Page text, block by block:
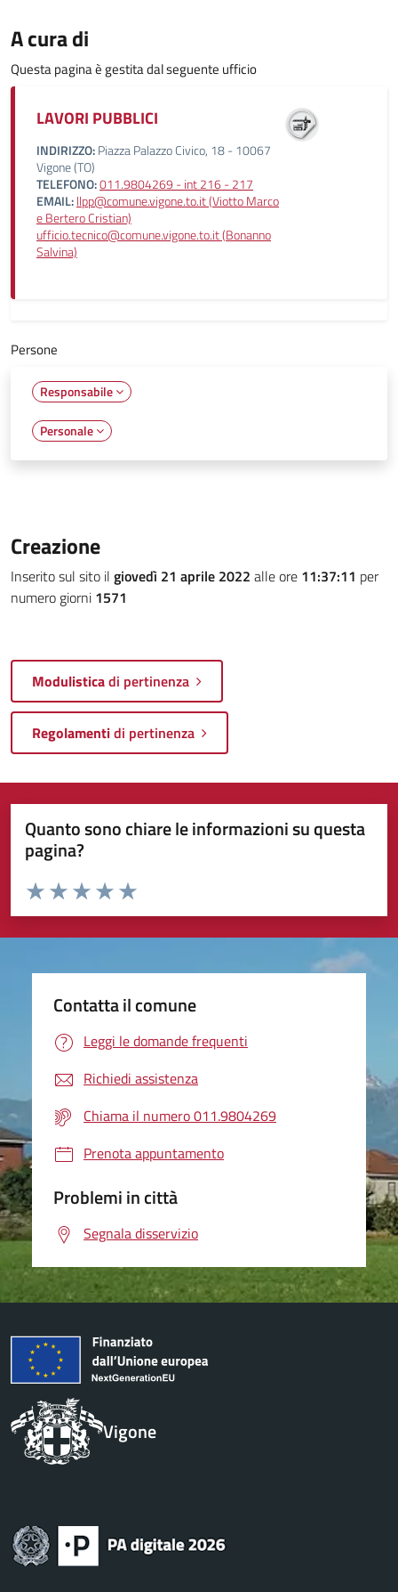
A cura di
Questa pagina è gestita dal seguente ufficio
LAVORI PUBBLICI
INDIRIZZO:Piazza Palazzo Civico, 18 - 10067
Vigone (TO)
TELEFONO:011.9804269 - int 216 - 217
EMAIL:llpp@comune.vigone.to.it (Viotto Marco
e Bertero Cristian)
ufficio.tecnico@comune.vigone.to.it (Bonanno
Salvina)
Persone
Responsabile
Personale
Creazione
Inserito sul sito il giovedì 21 aprile 2022 alle ore 11:37:11 per
numero giorni 1571
Modulisticadi pertinenza
Regolamentidi pertinenza
Quanto sono chiare le informazioni su questa
pagina?
Valuta da 1 a 5 stelle la pagina
Valuta 5 stelle su 5
Valuta 4 stelle su 5
Valuta 3 stelle su 5
Valuta 2 stelle su 5
Valuta 1 stelle su 5
Contatta il comune
Leggi le domande frequenti
Richiedi assistenza
Chiama il numero 011.9804269
Prenota appuntamento
Problemi in città
Segnala disservizio
Vigone